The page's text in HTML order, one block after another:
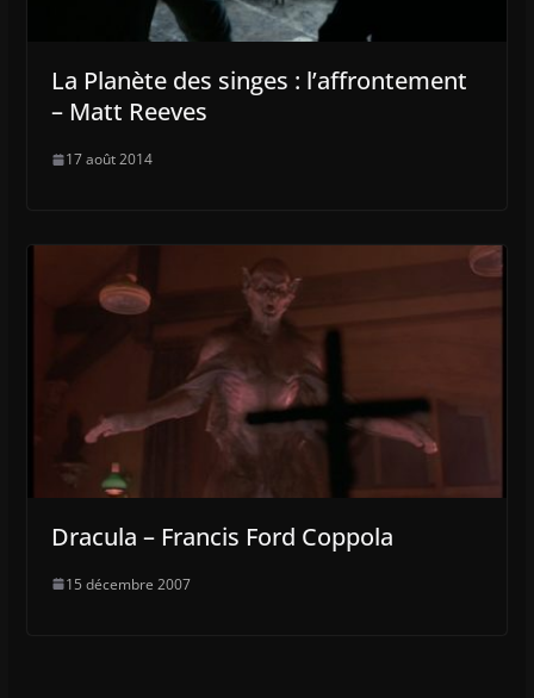
La Planète des singes : l’affrontement
– Matt Reeves
17 août 2014
Dracula – Francis Ford Coppola
15 décembre 2007